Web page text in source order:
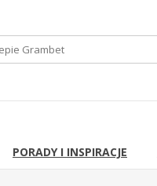
PORADY I INSPIRACJE